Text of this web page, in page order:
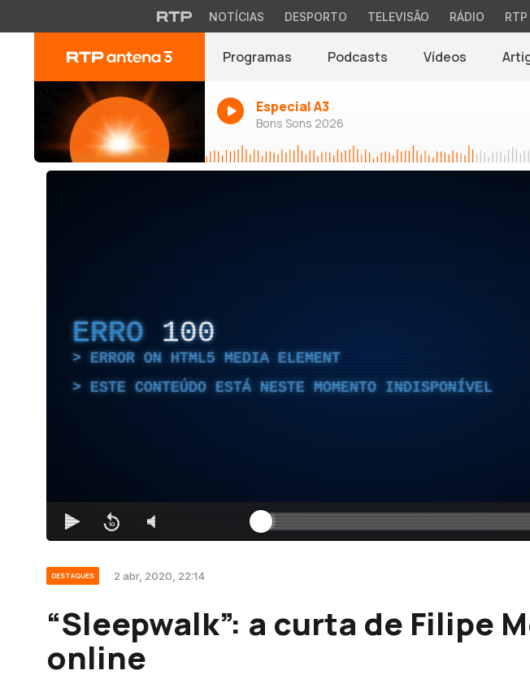
NOTÍCIAS DESPORTO TELEVISÃO RÁDIO RTP
Programas Podcasts Vídeos
Especial A3
Bons Sons 2026
ERRO 100
ERROR ON HTML5 MEDIA ELEMENT
ESTE CONTEÚDO ESTÁ NESTE MOMENTO INDISPONÍVEL
DESTAQUES 2 abr, 2020, 22:14
“Sleepwalk”: a curta de Filipe
online